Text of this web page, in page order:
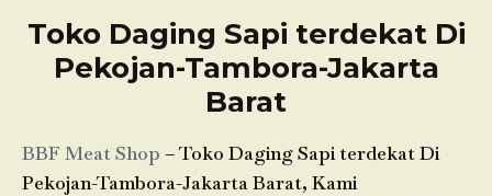
Toko Daging Sapi terdekat Di
Pekojan-Tambora-Jakarta
Barat
BBF Meat Shop – Toko Daging Sapi terdekat Di
Pekojan-Tambora-Jakarta Barat, Kami